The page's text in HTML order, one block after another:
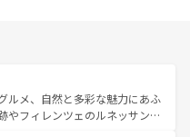
ルメ、自然と多彩な魅力にあふ
やフィレンツェのルネッサンス